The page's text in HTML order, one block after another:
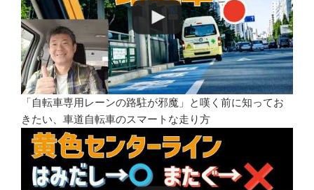
「自転車専用レーンの路駐が邪魔」と嘆く前に知ってお
きたい、車道自転車のスマートな走り方